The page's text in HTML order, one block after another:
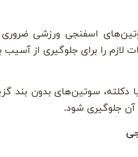
اسفنجی ورزشی
لازم را برای جلوگیری از
سوتین‌های بدون بند
آن جلوگیری شود.